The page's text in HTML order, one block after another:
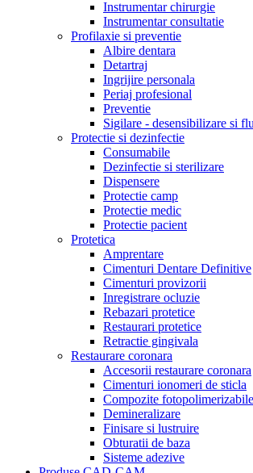
Instrumentar chirurgie
Instrumentar consultatie
Profilaxie si preventie
Albire dentara
Detartraj
Ingrijire personala
Periaj profesional
Preventie
Sigilare - desensibilizare si
Protectie si dezinfectie
Consumabile
Dezinfectie si sterilizare
Dispensere
Protectie camp
Protectie medic
Protectie pacient
Protetica
Amprentare
Cimenturi Dentare Definitive
Cimenturi provizorii
Inregistrare ocluzie
Rebazari protetice
Restaurari protetice
Retractie gingivala
Restaurare coronara
Accesorii restaurare coronara
Cimenturi ionomeri de sticla
Compozite fotopolimerizabile
Demineralizare
Finisare si lustruire
Obturatii de baza
Sisteme adezive